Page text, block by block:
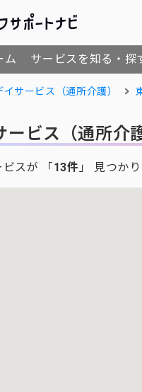
ム サービスを知る・探
イサービス（通所介護）
ービス（通所介
スが 「13件 」 見つかり